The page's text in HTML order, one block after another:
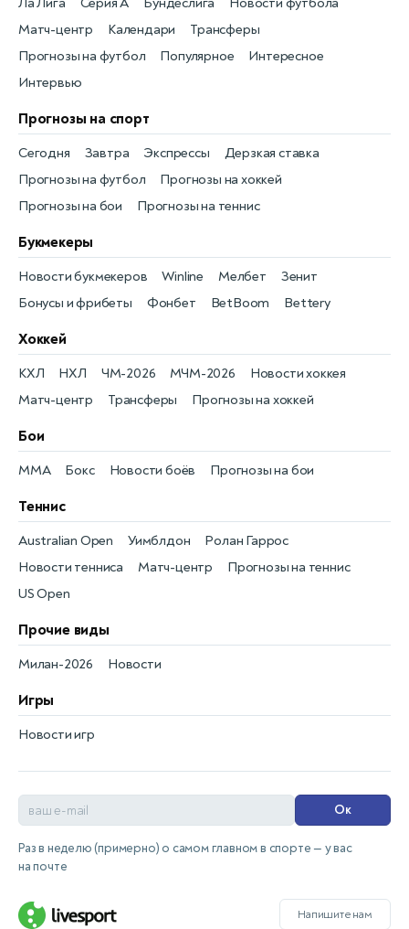
Матч-центр Календари Трансферы
Прогнозы на футбол Популярное Интересное
Интервью
Прогнозы на спорт
Прогнозы на футбол
Сегодня
Прогнозы на хоккей
Завтра
Прогнозы на бои
Экспрессы
Прогнозы на теннис
Дерзкая ставка
Букмекеры
Бонусы и фрибеты
Новости букмекеров
Фонбет
Winline
BetBoom
Мелбет
Bettery
Зенит
Хоккей
Новости хоккея
КХЛ
Матч-центр
НХЛ
Трансферы
ЧМ-2026
Прогнозы на хоккей
МЧМ-2026
Бои
Новости боёв
MMA Прогнозы на бои
Бокс
Теннис
Новости тенниса
Australian Open
Матч-центр
Уимблдон
Прогнозы на теннис
Ролан Гаррос
US Open
Прочие виды
Новости
Милан-2026
Игры
Новости игр
Ок
Раз в неделю (примерно) о самом главном в спорте — у вас
на почте
Напишите нам